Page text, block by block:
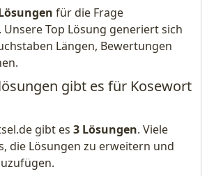
für die Frage
Top Lösung generiert sich
Längen, Bewertungen
gibt es für Kosewort
gibt es 3 Lösungen. Viele
die Lösungen zu erweitern und